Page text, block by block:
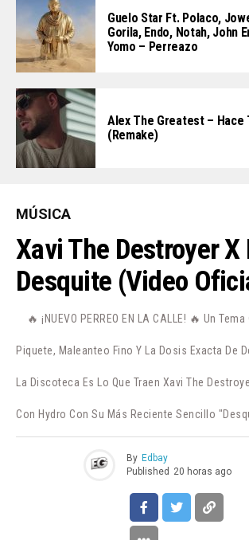
Guelo Star Ft. Polaco,
Gorila, Endo, Notah, John
Yomo – Perreazo
Alex The Greatest – Hace
(Remake)
MÚSICA
Xavi The Destroyer X
Desquite (Video
🔥 ¡NUEVO PERREO EN LA CALLE! 🔥 Un
Piquete, Maleanteo Fino Y La Dosis Exacta De
La Discoteca Es Lo Que Traen Xavi The
Con Hydro Con Su Más Reciente Sencillo
By Edbay
Published 20 horas ago